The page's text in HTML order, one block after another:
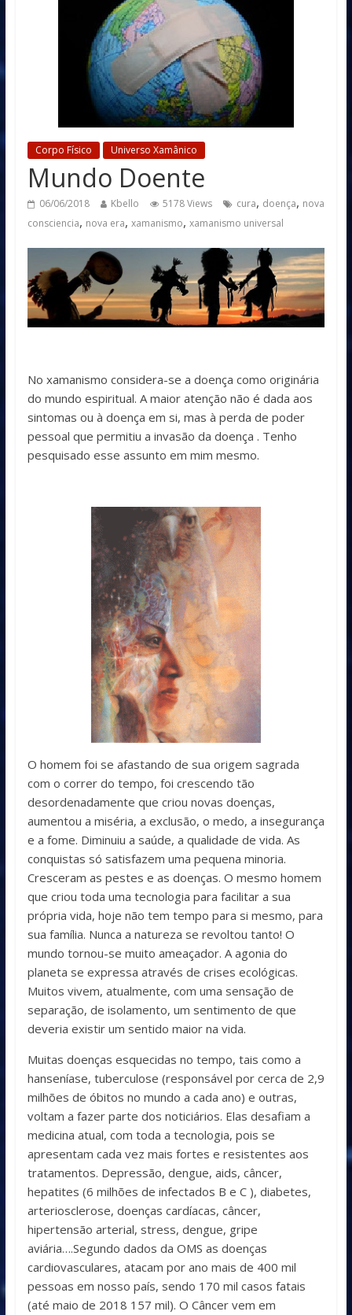
Corpo Físico Universo Xamânico
Mundo Doente
06/06/2018 Kbello 5178 Views cura, doença, nova
consciencia, nova era, xamanismo, xamanismo universal
No xamanismo considera-se a doença como originária
do mundo espiritual. A maior atenção não é dada aos
sintomas ou à doença em si, mas à perda de poder
pessoal que permitiu a invasão da doença . Tenho
pesquisado esse assunto em mim mesmo.
O homem foi se afastando de sua origem sagrada
com o correr do tempo, foi crescendo tão
desordenadamente que criou novas doenças,
aumentou a miséria, a exclusão, o medo, a insegurança
e a fome. Diminuiu a saúde, a qualidade de vida. As
conquistas só satisfazem uma pequena minoria.
Cresceram as pestes e as doenças. O mesmo homem
que criou toda uma tecnologia para facilitar a sua
própria vida, hoje não tem tempo para si mesmo, para
sua família. Nunca a natureza se revoltou tanto! O
mundo tornou-se muito ameaçador. A agonia do
planeta se expressa através de crises ecológicas.
Muitos vivem, atualmente, com uma sensação de
separação, de isolamento, um sentimento de que
deveria existir um sentido maior na vida.
Muitas doenças esquecidas no tempo, tais como a
hanseníase, tuberculose (responsável por cerca de 2,9
milhões de óbitos no mundo a cada ano) e outras,
voltam a fazer parte dos noticiários. Elas desafiam a
medicina atual, com toda a tecnologia, pois se
apresentam cada vez mais fortes e resistentes aos
tratamentos. Depressão, dengue, aids, câncer,
hepatites (6 milhões de infectados B e C ), diabetes,
arteriosclerose, doenças cardíacas, câncer,
hipertensão arterial, stress, dengue, gripe
aviária….Segundo dados da OMS as doenças
cardiovasculares, atacam por ano mais de 400 mil
pessoas em nosso país, sendo 170 mil casos fatais
(até maio de 2018 157 mil). O Câncer vem em